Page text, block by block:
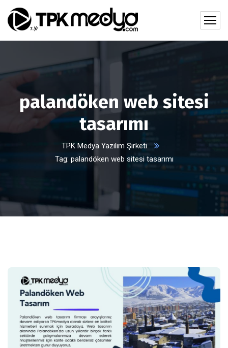
palandöken web sitesi
tasarımı
TPK Medya Yazılım Şirketi
Tag: palandöken web sitesi tasarımı